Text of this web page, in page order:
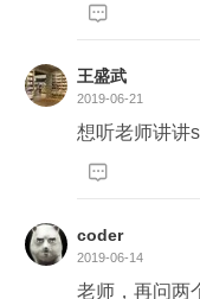

王盛武
2019-06-21
想听老师讲讲

coder
2019-06-14
老师，再问两